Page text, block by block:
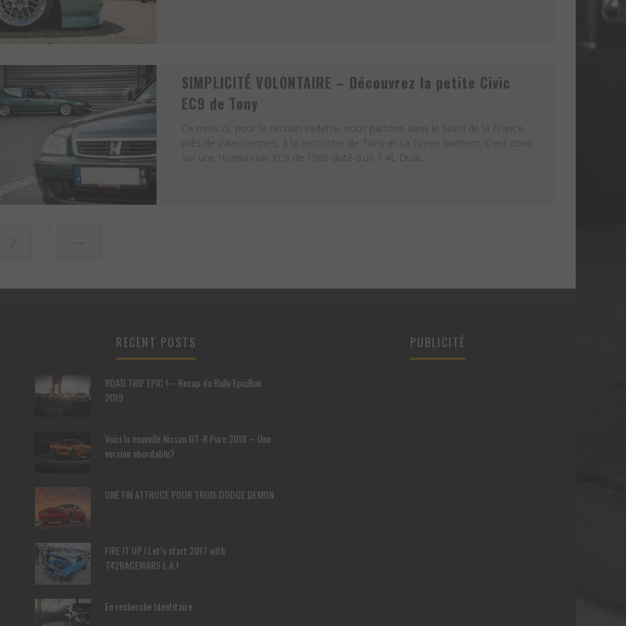
SIMPLICITÉ VOLONTAIRE – Découvrez la petite Civic
EC9 de Tony
RECENT POSTS
ROAD TRIP EPIC ! – Recap du Rally EpicRun
2019
Voici la nouvelle Nissan GT-R Pure 2018 – Une
version abordable?
UNE FIN ATTROCE POUR TROIS DODGE DEMON
FIRE IT UP ! Let’s start 2017 with
742RACEWARS L.A.!
En recherche Identitaire
PUBLICITÉ